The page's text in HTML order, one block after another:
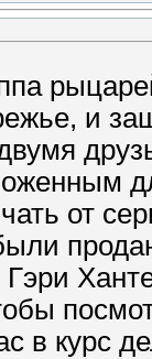
и
от
в курс